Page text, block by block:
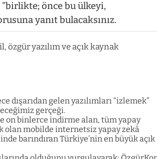
önce bu ülkeyi,
yanıt bulacaksınız.
yazılım ve açık kaynak
dışarıdan gelen yazılımları “izlemek”
gerçeği.
on binlerce indirme alan, tüm yapay
olan mobilde internetsiz yapay zekâ
barındıran Türkiye’nin en büyük açık